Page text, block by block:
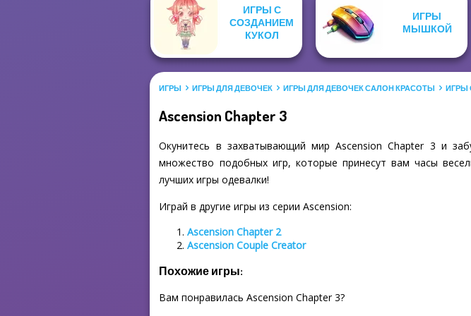
ИГРЫ С
СОЗДАНИЕМ
КУКОЛ
ИГРЫ
МЫШКОЙ
ИГРЫ ИГРЫ ДЛЯ ДЕВОЧЕК ИГРЫ ДЛЯ ДЕВОЧЕК САЛОН КРАСОТЫ ИГРЫ
Ascension Chapter 3
Окунитесь в захватывающий мир Ascension Chapter 3 и
множество подобных игр, которые принесут вам часы
лучших игры одевалки!
Играй в другие игры из серии Ascension:
Ascension Chapter 2
Ascension Couple Creator
Похожие игры:
Вам понравилась Ascension Chapter 3?